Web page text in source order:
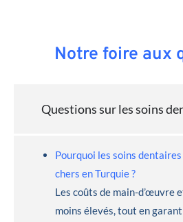
Notre foire aux
Questions sur les soins
Pourquoi les soins
chers en Turquie ?
Les coûts de main-d’œuvre
moins élevés, tout en